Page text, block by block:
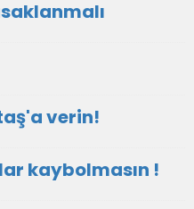
verin!
kaybolmasın !